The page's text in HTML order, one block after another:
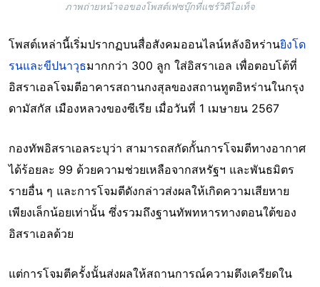
ภาพถ่ายหน้าจอของโพสต์เฟซบุ๊กที่แชร์วิดีโอเท็จ
โพสต์เหล่านี้เริ่มปรากฏบนสื่อสังคมออนไลน์หลังอิหร่านยิงโด
รนและขีปนาวุธมากกว่า 300 ลูก ใส่อิสราเอล เพื่อตอบโต้ที่
อิสราเอลโจมตีอาคารสถานกงสุลของสถานทูตอิหร่านในกรุง
ดามัสกัส เมืองหลวงของซีเรีย เมื่อวันที่ 1 เมษายน 2567
กองทัพอิสราเอลระบุว่า สามารถสกัดกั้นการโจมตีทางอากาศ
ได้ร้อยละ 99 ด้วยความช่วยเหลือจากสหรัฐฯ และพันธมิตร
รายอื่น ๆ และการโจมตีดังกล่าวส่งผลให้เกิดความเสียหาย
เพียงเล็กน้อยเท่านั้น ซึ่งรวมถึงฐานทัพทหารทางตอนใต้ของ
อิสราเอลด้วย
แต่การโจมตีครั้งนั้นส่งผลให้สถานการณ์ความตึงเครียดใน